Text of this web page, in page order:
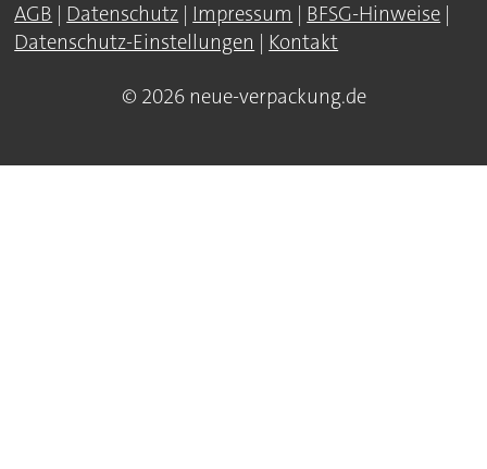
AGB | Datenschutz | Impressum | BFSG-Hinweise |
Datenschutz-Einstellungen | Kontakt
© 2026 neue-verpackung.de